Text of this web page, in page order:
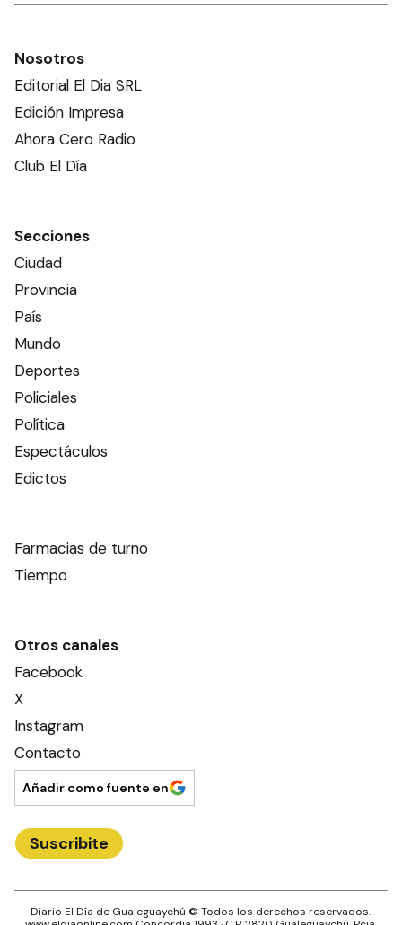
Nosotros
Editorial El Dia SRL
Edición Impresa
Ahora Cero Radio
Club El Día
Secciones
Ciudad
Provincia
País
Mundo
Deportes
Policiales
Política
Espectáculos
Edictos
Farmacias de turno
Tiempo
Otros canales
Facebook
X
Instagram
Contacto
Añadir como fuente en
Suscribite
Diario El Día de Gualeguaychú © Todos los derechos reservados.·